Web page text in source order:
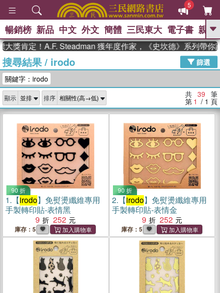
5
GO
高希均教授回憶錄
、 The Odyssey 、 父親節 、 如果歷
獎 臺灣漫遊錄 、 方念華 、 台灣的李
登輝時代
數學女孩：黎曼猜想 、
偉大的迷走神經
暢銷榜 新品 中文 外文 簡體 三民東大 電子書 親子
！A.F. Steadman 獲年度作家，《史坎德》系列帶你踏上熱
搜尋結果/ irodo
篩選
關鍵字：irodo
顯示 排序 共 39 筆
第 1 / 1 頁
90 折
1. 【irodo】免熨燙纖維專用
手製轉印貼-表情黑
9
252
庫存：5
90 折
2. 【irodo】免熨燙纖維專用
手製轉印貼-表情金
9
252
庫存：5